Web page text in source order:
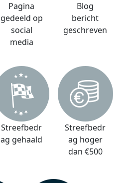
Pagina
gedeeld op
social
media
Blog
bericht
geschreven
Streefbedr
ag gehaald
Streefbedr
ag hoger
dan €500